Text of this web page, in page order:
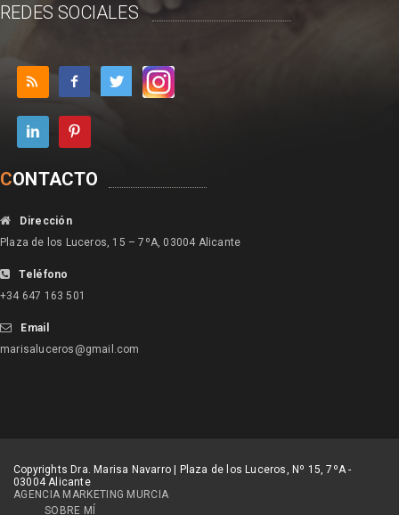
REDES SOCIALES
CONTACTO
Dirección
Plaza de los Luceros, 15 – 7ºA, 03004 Alicante
Teléfono
+34 647 163 501
Email
marisaluceros@gmail.com
Copyrights Dra. Marisa Navarro | Plaza de los Luceros, Nº 15, 7ºA -
03004 Alicante
AGENCIA MARKETING MURCIA
SOBRE MÍ